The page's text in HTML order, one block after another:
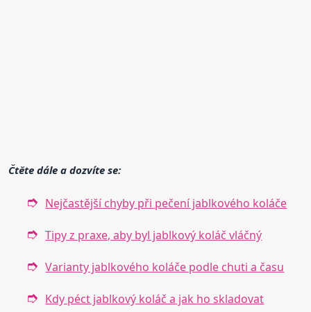
Čtěte dále a dozvíte se:
Nejčastější chyby při pečení jablkového koláče
Tipy z praxe, aby byl jablkový koláč vláčný
Varianty jablkového koláče podle chuti a času
Kdy péct jablkový koláč a jak ho skladovat